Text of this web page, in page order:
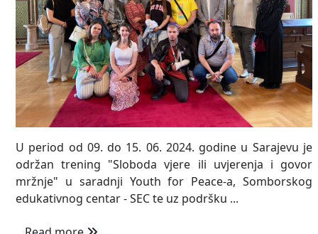
U period od 09. do 15. 06. 2024. godine u Sarajevu je
održan trening "Sloboda vjere ili uvjerenja i govor
mržnje" u saradnji Youth for Peace-a, Somborskog
edukativnog centar - SEC te uz podršku ...